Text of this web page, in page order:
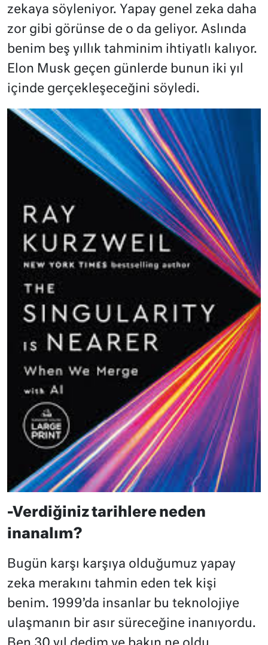
zekaya söyleniyor. Yapay genel zeka daha
zor gibi görünse de o da geliyor. Aslında
benim beş yıllık tahminim ihtiyatlı kalıyor.
Elon Musk geçen günlerde bunun iki yıl
içinde gerçekleşeceğini söyledi.
-Verdiğiniz tarihlere neden
inanalım?
Bugün karşı karşıya olduğumuz yapay
zeka merakını tahmin eden tek kişi
benim. 1999’da insanlar bu teknolojiye
ulaşmanın bir asır süreceğine inanıyordu.